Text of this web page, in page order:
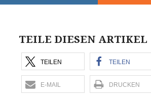
TEILE DIESEN ARTIKEL
TEILEN TEILEN
E-MAIL DRUCKEN